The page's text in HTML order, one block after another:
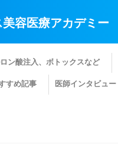
容医療アカデミー
ロン酸注入、ボトックスなど
すめ記事 医師インタビュー